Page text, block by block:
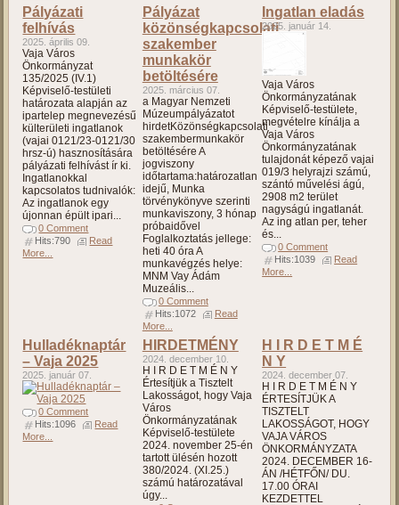
Pályázati
felhívás
2025. április 09.
Vaja Város
Önkormányzat
135/2025 (IV.1)
Képviselő-testületi
határozata alapján az
ipartelep megnevezésű
külterületi ingatlanok
(vajai 0121/23-0121/30
hrsz-ú) hasznosítására
pályázati felhívást ír ki.
Ingatlanokkal
kapcsolatos tudnivalók:
Az ingatlanok egy
újonnan épült ipari...
0 Comment
Hits:790
Read
More...
Pályázat
közönségkapcsolati
szakember
munkakör
betöltésére
2025. március 07.
a Magyar Nemzeti
Múzeumpályázatot
hirdetKözönségkapcsolati
szakembermunkakör
betöltésére A
jogviszony
időtartama:határozatlan
idejű, Munka
törvénykönyve szerinti
munkaviszony, 3 hónap
próbaidővel
Foglalkoztatás jellege:
heti 40 óra A
munkavégzés helye:
MNM Vay Ádám
Muzeális...
0 Comment
Hits:1072
Read
More...
Ingatlan eladás
2025. január 14.
Vaja Város
Önkormányzatának
Képviselő-testülete,
megvételre kínálja a
Vaja Város
Önkormányzatának
tulajdonát képező vajai
019/3 helyrajzi számú,
szántó művelési ágú,
2908 m2 terület
nagyságú ingatlanát.
Az ing atlan per, teher
és...
0 Comment
Hits:1039
Read
More...
Hulladéknaptár
– Vaja 2025
2025. január 07.
0 Comment
Hits:1096
Read
More...
HIRDETMÉNY
2024. december 10.
H I R D E T M É N Y
Értesítjük a Tisztelt
Lakosságot, hogy Vaja
Város
Önkormányzatának
Képviselő-testülete
2024. november 25-én
tartott ülésén hozott
380/2024. (XI.25.)
számú határozatával
úgy...
H I R D E T M É
N Y
2024. december 07.
H I R D E T M É N Y
ÉRTESÍTJÜK A
TISZTELT
LAKOSSÁGOT, HOGY
VAJA VÁROS
ÖNKORMÁNYZATA
2024. DECEMBER 16-
ÁN /HÉTFŐN/ DU.
17.00 ÓRAI
KEZDETTEL